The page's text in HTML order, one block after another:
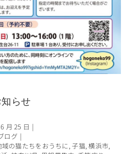
らせ
月 25 日 |
ログ |
域の猫たちをおうちに ,子猫,横浜市,